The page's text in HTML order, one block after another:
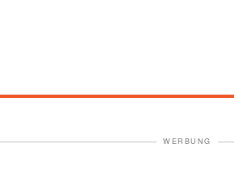
WERBUNG